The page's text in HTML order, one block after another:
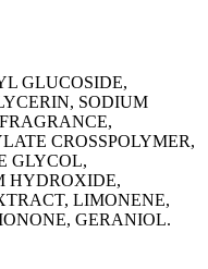
GLUCOSIDE,
SODIUM
CROSSPOLYMER,
GLYCOL,
HYDROXIDE,
LIMONENE,
GERANIOL.